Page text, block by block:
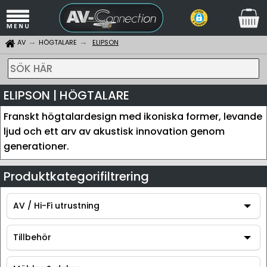
AV HÖGTALARE ELIPSON
SÖK HÄR
ELIPSON | HÖGTALARE
Franskt högtalardesign med ikoniska former, levande
ljud och ett arv av akustisk innovation genom
generationer.
Produktkategorifiltrering
AV / Hi-Fi utrustning
AV / Hi-Fi utrustning
Tillbehör